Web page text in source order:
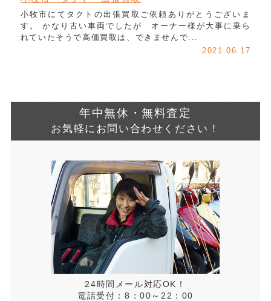
小牧市にてタクトの出張買取ご依頼ありがとうございま
す。 かなり古い車両でしたが オーナー様が大事に乗ら
れていたそうで高価買取は、できませんで...
2021.06.17
年中無休・無料査定
お気軽にお問い合わせください！
24時間メール対応OK！
電話受付：8：00～22：00